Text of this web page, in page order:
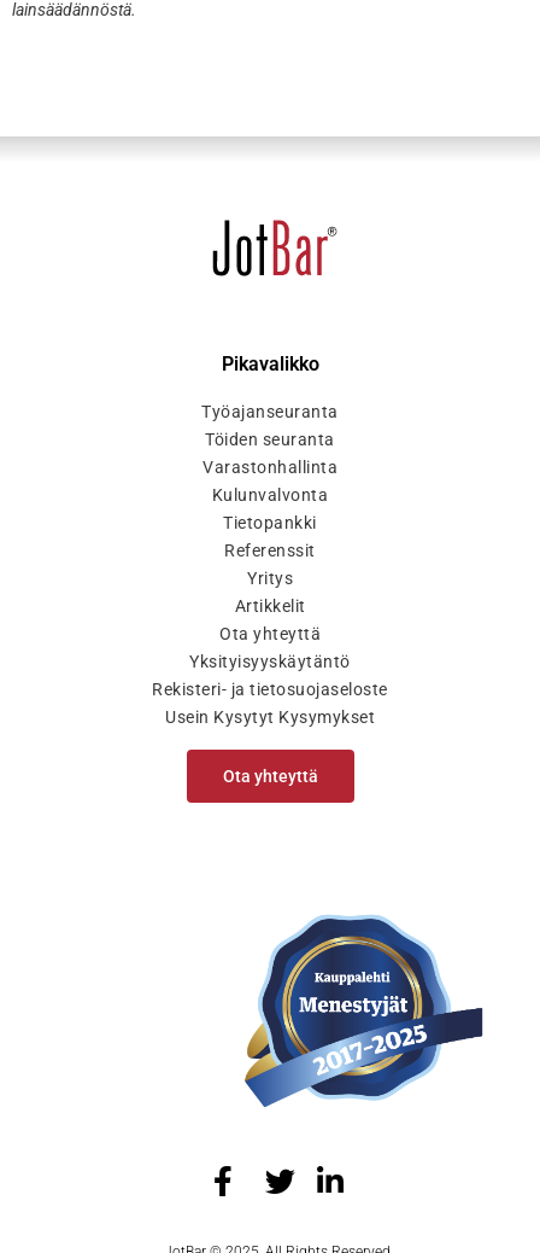
lainsäädännöstä.
Pikavalikko
Työajanseuranta
Töiden seuranta
Varastonhallinta
Kulunvalvonta
Tietopankki
Referenssit
Yritys
Artikkelit
Ota yhteyttä
Yksityisyyskäytäntö
Rekisteri- ja tietosuojaseloste
Usein Kysytyt Kysymykset
Ota yhteyttä